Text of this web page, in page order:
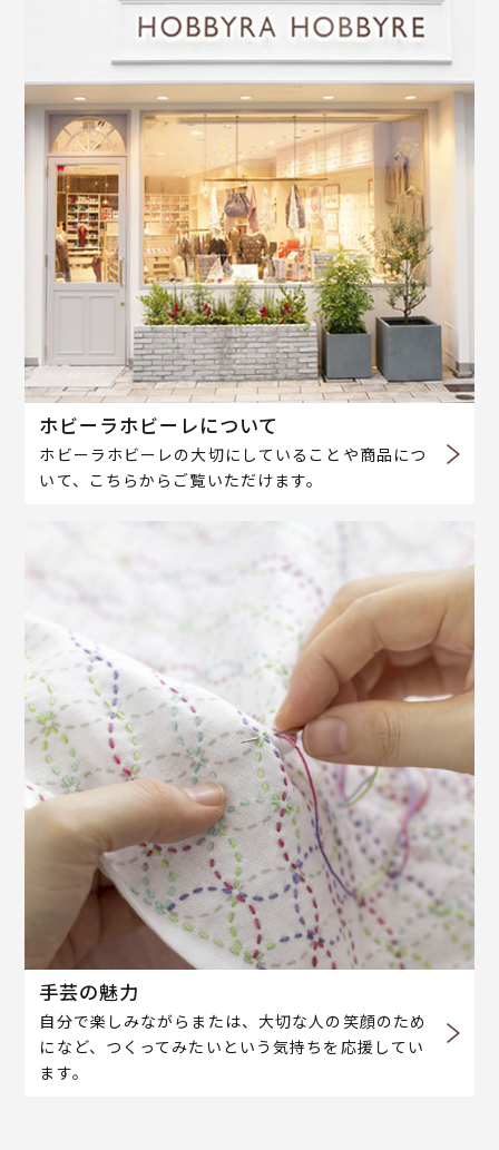
ホビーラホビーレについて
ホビーラホビーレの大切にしていることや商品につ
いて、こちらからご覧いただけます。
手芸の魅力
自分で楽しみながらまたは、大切な人の笑顔のため
になど、つくってみたいという気持ちを応援してい
ます。